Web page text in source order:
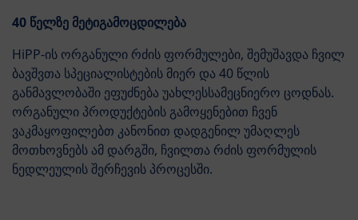
40 წელზე მეტიგამოცდილება
HiPP-ის ორგანული რძის ფორმულები, შემუშავდა ჩვილ
ბავშვთა სპეციალისტების მიერ და 40 წლის
განმავლობაში ეფუძნება უახლესსამეცნიერო ცოდნას.
ორგანული პროდუქტების გამოყენებით ჩვენ
ვაკმაყოფილებთ კანონით დადგენილ უმაღლეს
მოთხოვნებს ამ დარგში, ჩვილთა რძის ფორმულის
ნედლეულის შერჩევის პროცესში.